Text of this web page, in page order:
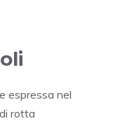
espressa nel
rotta